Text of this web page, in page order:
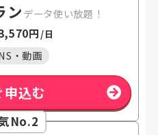
ンデータ使い放題！
円 /日
・動画
申込む
No.2